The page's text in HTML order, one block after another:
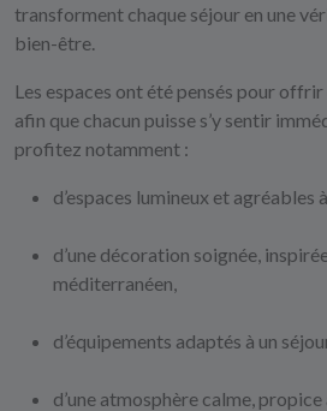
transforment chaque séjour en une
bien-être.
Les espaces ont été pensés pour
afin que chacun puisse s’y sentir
profitez notamment :
d’espaces lumineux et agréables
d’une décoration soignée,
méditerranéen,
d’équipements adaptés à un
d’une atmosphère calme,